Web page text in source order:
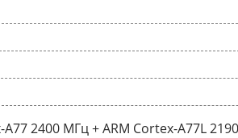
A77 2400 МГц + ARM Cortex-A77L